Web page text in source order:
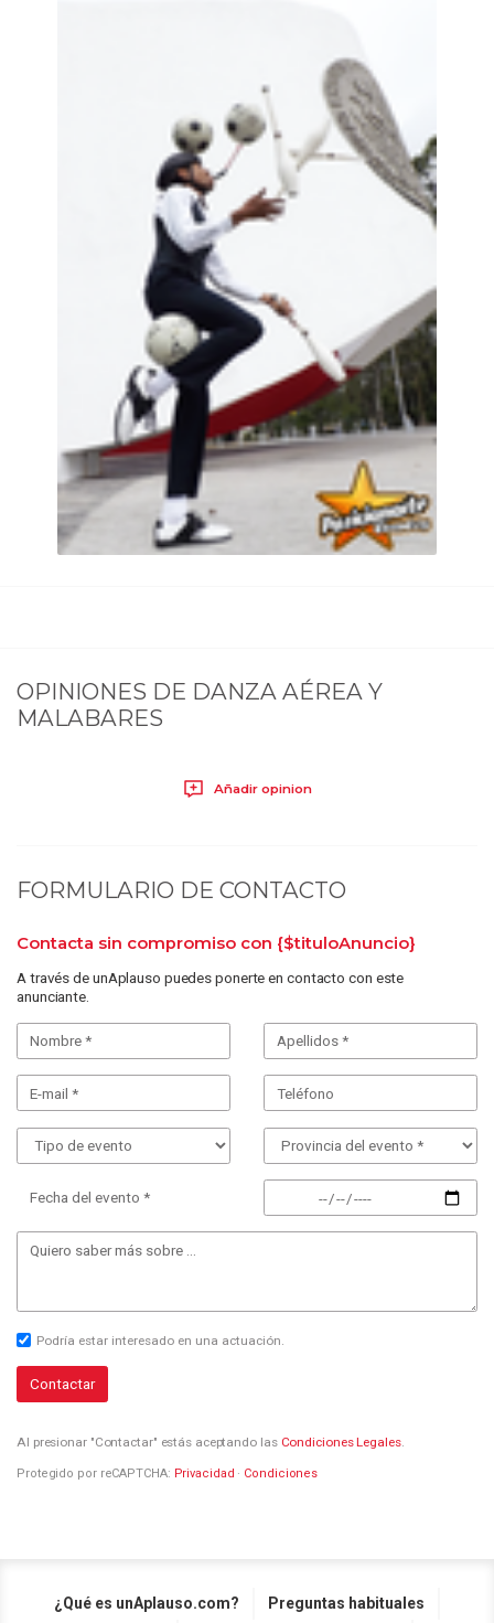
OPINIONES DE DANZA AÉREA Y
MALABARES
Añadir opinion
FORMULARIO DE CONTACTO
Contacta sin compromiso con {$tituloAnuncio}
A través de unAplauso puedes ponerte en contacto con este
anunciante.
Fecha del evento *
Podría estar interesado en una actuación.
Contactar
Al presionar "Contactar" estás aceptando las Condiciones Legales.
Protegido por reCAPTCHA: Privacidad · Condiciones
¿Qué es unAplauso.com? Preguntas habituales